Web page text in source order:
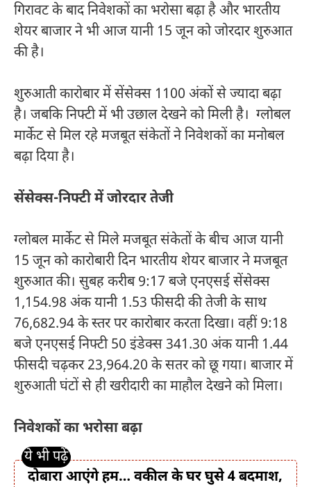
गिरावट के बाद निवेशकों का भरोसा बढ़ा है और भारतीय
शेयर बाजार ने भी आज यानी 15 जून को जोरदार शुरुआत
की है।
शुरुआती कारोबार में सेंसेक्स 1100 अंकों से ज्यादा बढ़ा
है। जबकि निफ्टी में भी उछाल देखने को मिली है। ग्लोबल
मार्केट से मिल रहे मजबूत संकेतों ने निवेशकों का मनोबल
बढ़ा दिया है।
सेंसेक्स-निफ्टी में जोरदार तेजी
ग्लोबल मार्केट से मिले मजबूत संकेतों के बीच आज यानी
15 जून को कारोबारी दिन भारतीय शेयर बाजार ने मजबूत
शुरुआत की। सुबह करीब 9:17 बजे एनएसई सेंसेक्स
1,154.98 अंक यानी 1.53 फीसदी की तेजी के साथ
76,682.94 के स्तर पर कारोबार करता दिखा। वहीं 9:18
बजे एनएसई निफ्टी 50 इंडेक्स 341.30 अंक यानी 1.44
फीसदी चढ़कर 23,964.20 के सतर को छू गया। बाजार में
शुरुआती घंटों से ही खरीदारी का माहौल देखने को मिला।
निवेशकों का भरोसा बढ़ा
दोबारा आएंगे हम… वकील के घर घुसे 4 बदमाश,